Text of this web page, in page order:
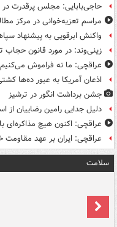
حاجی‌بابایی: مجلس پرقدرت
مراسم تعزیه‌خوانی در مرکز
واکنش ابرقویی به پیشنهاد
زینی‌وند: در مورد قانون حجاب
عراقچی: ما نه فراموش
اذعان آمریکا به عبور ده‌ها
جشن برداشت انگور در ترشیز
دلیل جدایی رامین رضاییان از
عراقچی: اکنون هیچ مذاکره‌ای با
عراقچی: ایران بر عهد مقاومت
سلامت